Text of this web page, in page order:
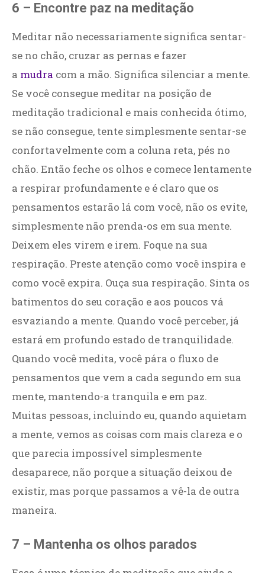
6 – Encontre paz na meditação
Meditar não necessariamente significa sentar-
se no chão, cruzar as pernas e fazer
a mudra com a mão. Significa silenciar a mente.
Se você consegue meditar na posição de
meditação tradicional e mais conhecida ótimo,
se não consegue, tente simplesmente sentar-se
confortavelmente com a coluna reta, pés no
chão. Então feche os olhos e comece lentamente
a respirar profundamente e é claro que os
pensamentos estarão lá com você, não os evite,
simplesmente não prenda-os em sua mente.
Deixem eles virem e irem. Foque na sua
respiração. Preste atenção como você inspira e
como você expira. Ouça sua respiração. Sinta os
batimentos do seu coração e aos poucos vá
esvaziando a mente. Quando você perceber, já
estará em profundo estado de tranquilidade.
Quando você medita, você pára o fluxo de
pensamentos que vem a cada segundo em sua
mente, mantendo-a tranquila e em paz.
Muitas pessoas, incluindo eu, quando aquietam
a mente, vemos as coisas com mais clareza e o
que parecia impossível simplesmente
desaparece, não porque a situação deixou de
existir, mas porque passamos a vê-la de outra
maneira.
7 – Mantenha os olhos parados